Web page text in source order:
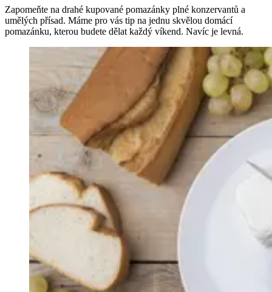
Zapomeňte na drahé kupované pomazánky plné konzervantů a
umělých přísad. Máme pro vás tip na jednu skvělou domácí
pomazánku, kterou budete dělat každý víkend. Navíc je levná.